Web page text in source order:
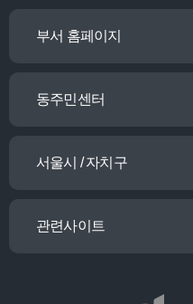
부서 홈페이지
동주민센터
서울시 / 자치구
관련사이트